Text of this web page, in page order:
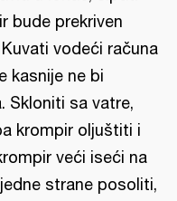
bude prekriven
vodeći računa
kasnije ne bi
Skloniti sa vatre,
krompir oljuštiti i
veći iseći na
strane posoliti,